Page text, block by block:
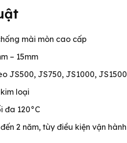
mài mòn cao cấp
– 15mm
JS500, JS750, JS1000, JS1500
loại
đa 120°C
đến 2 năm, tùy điều kiện vận hành